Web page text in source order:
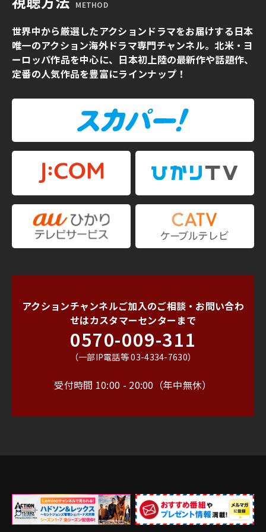
METHOD
世界中から厳選したアクションドラマをお届けする日本
唯一のアクション海外ドラマ専門チャンネル。北米・ヨ
ーロッパ作品を中心に、日本初上陸の最新作や話題作、
定番の人気作品を豊富にラインナップ！
アクションチャンネルご加入のご相談・お問い合わ
せはカスタマーセンターまで
0570-009-311
（一部IP電話等 03-4334-7630）
受付時間 10:00 - 20:00（年中無休）